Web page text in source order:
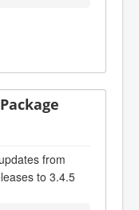
from
to 3.4.5